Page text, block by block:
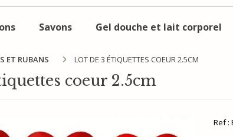
Savons Gel douche et lait corporel
ET RUBANS LOT DE 3 ÉTIQUETTES COEUR 2.5CM
coeur 2.5cm
Ref :